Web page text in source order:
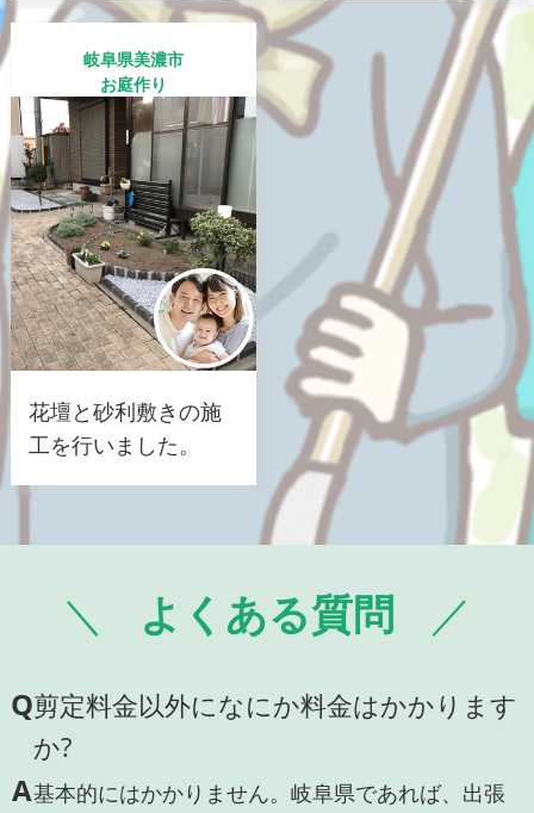
岐阜県美濃市
お庭作り
花壇と砂利敷きの施
工を行いました。
よくある質問
Q剪定料金以外になにか料金はかかります
か?
A基本的にはかかりません。岐阜県であれば、出張